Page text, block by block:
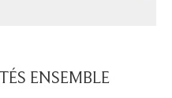
ENSEMBLE